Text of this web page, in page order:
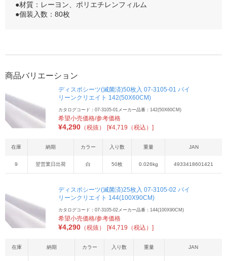
●材質：レーヨン、ポリエチレンフィルム
●個装入数：80枚
商品バリエーション
ディスポシーツ(滅菌済)50枚入 07-3105-01 バイ
リーンクリエイト 142(50X60CM)
カタログコード：07-3105-01メーカー品番：142(50X60CM)
希望小売価格/参考価格
¥4,290 （税抜） [¥4,719（税込）]
在庫 納期 カラー 入り数 重量 JAN
9 翌営業日出荷 白 50枚 0.026kg 4933418601421
ディスポシーツ(滅菌済)25枚入 07-3105-02 バイ
リーンクリエイト 144(100X90CM)
カタログコード：07-3105-02メーカー品番：144(100X90CM)
希望小売価格/参考価格
¥4,290 （税抜） [¥4,719（税込）]
在庫 納期 カラー 入り数 重量 JAN